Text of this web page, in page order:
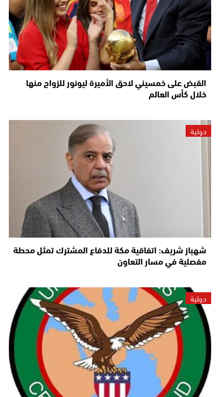
القبض على خمسيني لاحق الأميرة ليونور للزواج منها
خلال كأس العالم
دولية
شهباز شريف: اتفاقية مكة للدفاع المشترك تمثل محطة
مفصلية في مسار التعاون
دولية